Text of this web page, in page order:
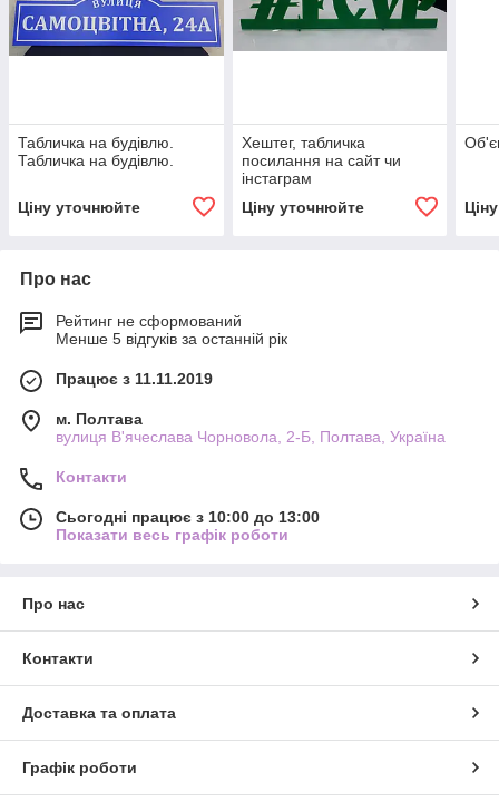
Табличка на будівлю.
Табличка на будівлю.
Ціну уточнюйте
Хештег, табличка
посилання на сайт чи
інстаграм
Ціну уточнюйте
Про нас
Рейтинг не сформований
Менше 5 відгуків за останній рік
Працює з 11.11.2019
м. Полтава
вулиця В'ячеслава Чорновола, 2-Б, Полтава, Україна
Контакти
Сьогодні працює з 10:00 до 13:00
Показати весь графік роботи
Про нас
Контакти
Доставка та оплата
Графік роботи